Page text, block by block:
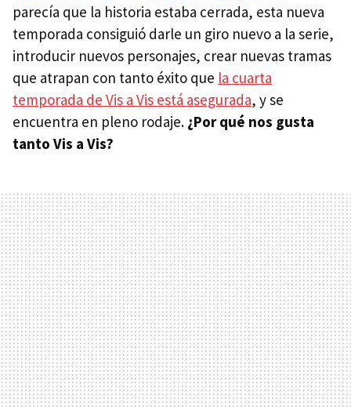
parecía que la historia estaba cerrada, esta nueva
temporada consiguió darle un giro nuevo a la serie,
introducir nuevos personajes, crear nuevas tramas
que atrapan con tanto éxito que la cuarta
temporada de Vis a Vis está asegurada, y se
encuentra en pleno rodaje. ¿Por qué nos gusta
tanto Vis a Vis?